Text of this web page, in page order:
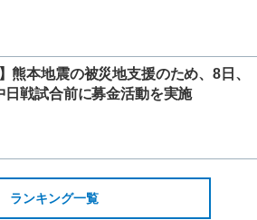
】熊本地震の被災地支援のため、8日、
日戦試合前に募金活動を実施
ランキング一覧